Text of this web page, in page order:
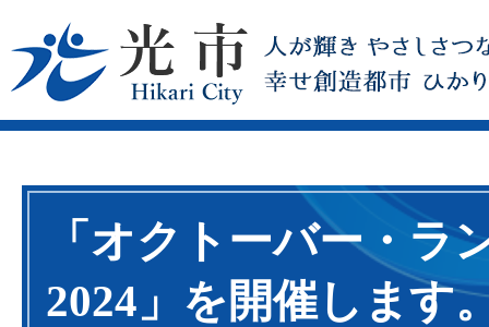
「オクトーバー・ラ
2024」を開催します